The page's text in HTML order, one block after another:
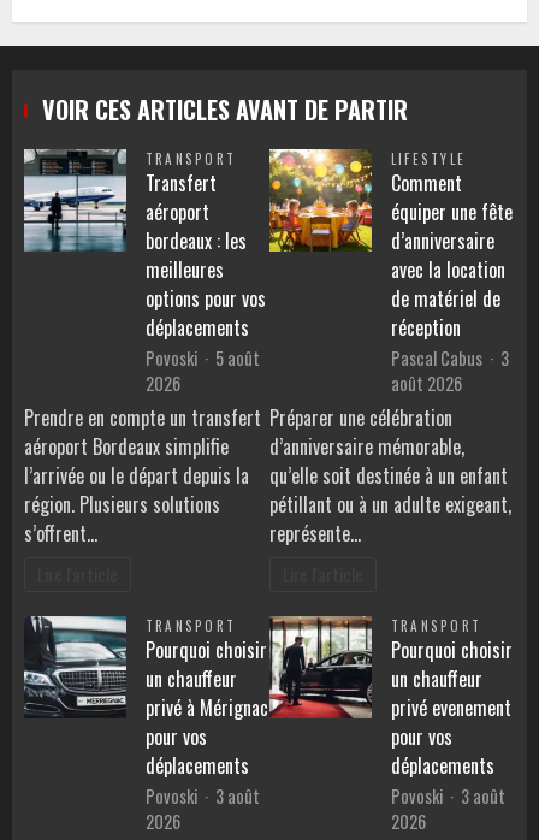
VOIR CES ARTICLES AVANT DE PARTIR
TRANSPORT
Transfert
aéroport
bordeaux : les
meilleures
options pour vos
déplacements
Povoski
5 août
2026
Prendre en compte un transfert
aéroport Bordeaux simplifie
l’arrivée ou le départ depuis la
région. Plusieurs solutions
s’offrent…
LIFESTYLE
Comment
équiper une fête
d’anniversaire
avec la location
de matériel de
réception
Pascal Cabus
3
août 2026
Préparer une célébration
d’anniversaire mémorable,
qu’elle soit destinée à un enfant
pétillant ou à un adulte exigeant,
représente…
TRANSPORT
Pourquoi choisir
un chauffeur
privé à Mérignac
pour vos
déplacements
Povoski
3 août
2026
TRANSPORT
Pourquoi choisir
un chauffeur
privé evenement
pour vos
déplacements
Povoski
3 août
2026